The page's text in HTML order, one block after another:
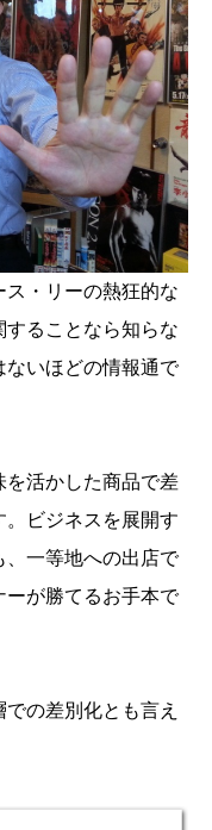
ス・リーの熱狂的な
ることなら知らな
ないほどの情報通で
を活かした商品で差
。ビジネスを展開す
、一等地への出店で
ーが勝てるお手本で
の差別化とも言え